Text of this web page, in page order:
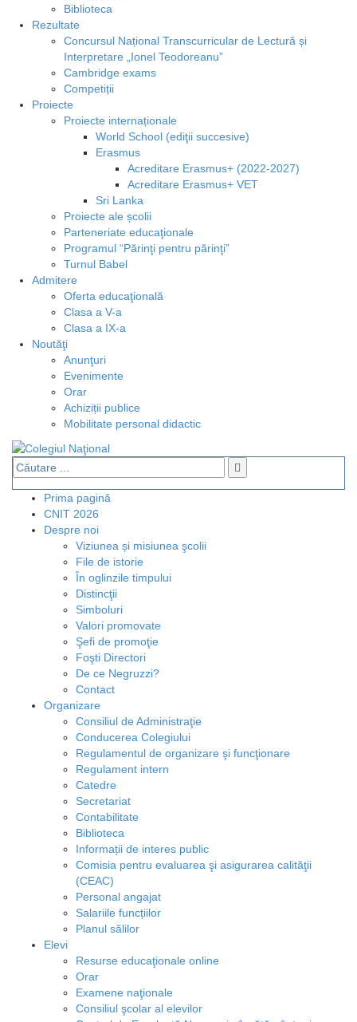
Biblioteca
Rezultate
Concursul Național Transcurricular de Lectură și
Interpretare „Ionel Teodoreanu”
Cambridge exams
Competiții
Proiecte
Proiecte internaționale
World School (ediţii succesive)
Erasmus
Acreditare Erasmus+ (2022-2027)
Acreditare Erasmus+ VET
Sri Lanka
Proiecte ale școlii
Parteneriate educaţionale
Programul “Părinţi pentru părinţi”
Turnul Babel
Admitere
Oferta educaţională
Clasa a V-a
Clasa a IX-a
Noutăţi
Anunţuri
Evenimente
Orar
Achiziții publice
Mobilitate personal didactic
Prima pagină
CNIT 2026
Despre noi
Viziunea și misiunea şcolii
File de istorie
În oglinzile timpului
Distincţii
Simboluri
Valori promovate
Şefi de promoţie
Foşti Directori
De ce Negruzzi?
Contact
Organizare
Consiliul de Administraţie
Conducerea Colegiului
Regulamentul de organizare şi funcţionare
Regulament intern
Catedre
Secretariat
Contabilitate
Biblioteca
Informații de interes public
Comisia pentru evaluarea şi asigurarea calităţii
(CEAC)
Personal angajat
Salariile funcțiilor
Planul sălilor
Elevi
Resurse educaţionale online
Orar
Examene naţionale
Consiliul şcolar al elevilor